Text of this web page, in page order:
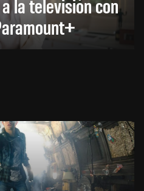
la televisión con